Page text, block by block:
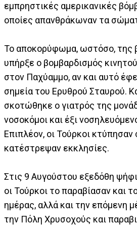
εμπρηστικές αμερικανικές
οποίες απανθράκωναν τα
Το αποκορύφωμα, ωστόσο, της
υπήρξε ο βομβαρδισμός
στον Παχύαμμο, αν και αυτό
σημεία του Ερυθρού Σταυρού.
σκοτώθηκε ο γιατρός της
νοσοκόμοι και έξι
Επιπλέον, οι Τούρκοι κτύπησαν
κατέστρεψαν εκκλησίες.
Στις 9 Αυγούστου εξεδόθη
οι Τούρκοι το παραβίασαν και
ημέρας, αλλά και την επόμενη
την Πόλη Χρυσοχούς και